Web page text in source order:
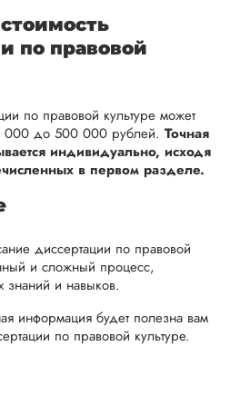
по правовой
по правовой культуре может
000 до 500 000 рублей. Точная
индивидуально, исходя
в первом разделе.
диссертации по правовой
и сложный процесс,
знаний и навыков.
информация будет полезна вам
по правовой культуре.